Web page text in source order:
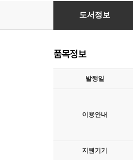
마음요정 우울
도서정보
품목정보
발행일
이용안내
지원기기